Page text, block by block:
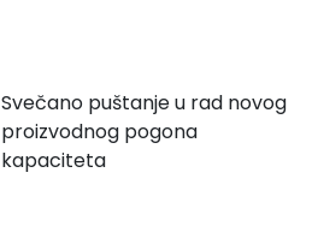
Svečano puštanje u rad novog
proizvodnog pogona
kapaciteta